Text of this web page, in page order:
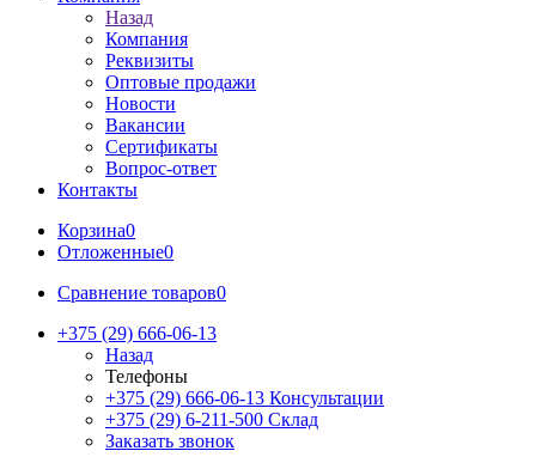
Назад
Компания
Реквизиты
Оптовые продажи
Новости
Вакансии
Сертификаты
Вопрос-ответ
Контакты
Корзина0
Отложенные0
Сравнение товаров0
+375 (29) 666-06-13
Назад
Телефоны
+375 (29) 666-06-13 Консультации
+375 (29) 6-211-500 Склад
Заказать звонок